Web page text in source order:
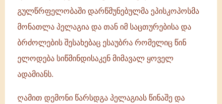
გულწრფელობაში დარწმუნებულმა ეპისკოპოსმა
მონათლა პელაგია და თან იმ საცთურებისა და
ბრძოლების შესახებაც ესაუბრა რომელიც წინ
ელოდება სიწმინდისაკენ მიმავალ ყოველ
ადამიანს.
ღამით დემონი წარსდგა პელაგიას წინაშე და